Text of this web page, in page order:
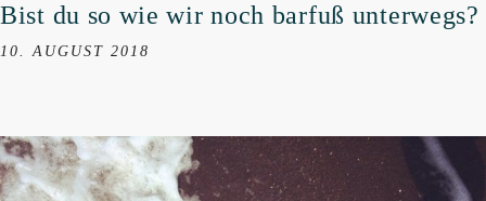
Bist du so wie wir noch barfuß unterwegs?
10. AUGUST 2018